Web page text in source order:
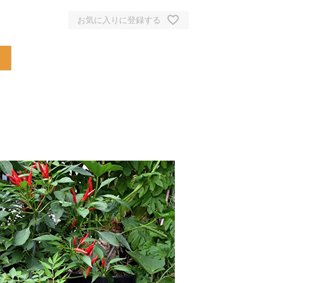
お気に入りに登録する